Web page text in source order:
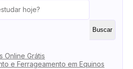
Buscar
Online Grátis
e Ferrageamento em Equinos